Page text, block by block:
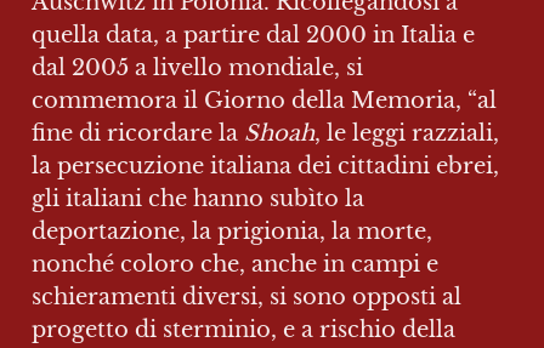
quella data, a partire dal 2000 in Italia e
dal 2005 a livello mondiale, si
commemora il Giorno della Memoria, “al
fine di ricordare la Shoah, le leggi razziali,
la persecuzione italiana dei cittadini ebrei,
gli italiani che hanno subìto la
deportazione, la prigionia, la morte,
nonché coloro che, anche in campi e
schieramenti diversi, si sono opposti al
progetto di sterminio, e a rischio della